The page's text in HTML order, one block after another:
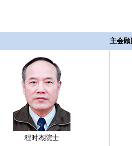
主会顾
程时杰院士